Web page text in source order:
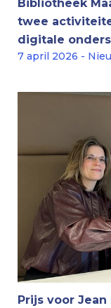
Bibliotheek
twee
digitale
7 april 2026 -
Prijs voor